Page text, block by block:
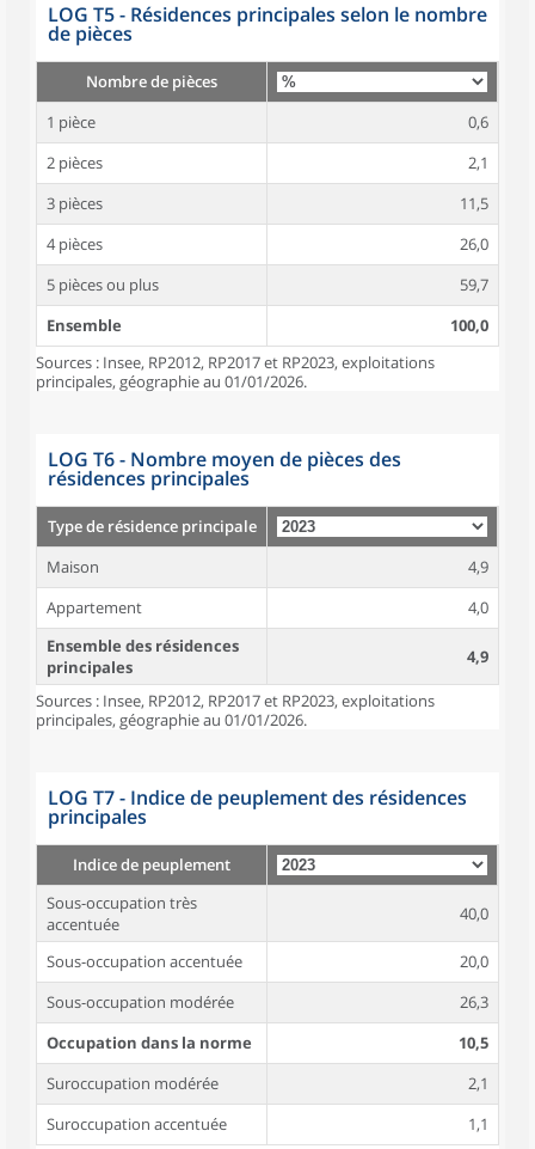
LOG T5 - Résidences principales selon le nombre
de pièces
Nombre de pièces
1 pièce
0,6
2 pièces
2,1
3 pièces
11,5
4 pièces
26,0
5 pièces ou plus
59,7
Ensemble
100,0
Sources : Insee, RP2012, RP2017 et RP2023, exploitations
principales, géographie au 01/01/2026.
LOG T6 - Nombre moyen de pièces des
résidences principales
Type de résidence principale
Maison
4,9
Appartement
4,0
Ensemble des résidences
principales
4,9
Sources : Insee, RP2012, RP2017 et RP2023, exploitations
principales, géographie au 01/01/2026.
LOG T7 - Indice de peuplement des résidences
principales
Indice de peuplement
Sous-occupation très
accentuée
40,0
Sous-occupation accentuée
20,0
Sous-occupation modérée
26,3
Occupation dans la norme
10,5
Suroccupation modérée
2,1
Suroccupation accentuée
1,1